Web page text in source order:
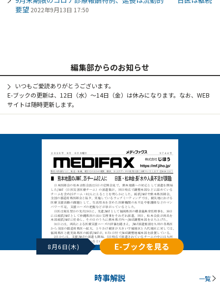
要望 2022年9月13日 17:50
編集部からのお知らせ
いつもご愛読ありがとうございます。
E-ブックの更新は、12日（水）～14日（金）は休みになります。なお、WEB
サイトは随時更新します。
8月6日(木) E-ブックを見る
時事解説 一覧